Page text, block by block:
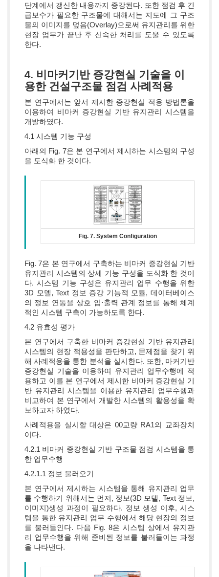
단계에서 갱신한 내용까지 증강된다. 또한 점검 후 긴
급보수가 필요한 구조물에 대해서는 지도에 그 구조
물의 이미지를 덮음(Overlay)으로써 유지관리를 위한
현장 업무가 끝난 후 신속한 처리를 도울 수 있도록
한다.
4. 비마커기반 증강현실 기술을 이
용한 건설구조물 점검 사례적용
본 연구에서는 앞서 제시한 증강현실 적용 방법론을
이용하여 비마커 증강현실 기반 유지관리 시스템을
개발하였다.
4.1 시스템 기능 구성
아래의 Fig. 7은 본 연구에서 제시하는 시스템의 구성
을 도식화 한 것이다.
Fig. 7. System Configuration
Fig. 7은 본 연구에서 구축하는 비마커 증강현실 기반
유지관리 시스템의 상세 기능 구성을 도식화 한 것이
다. 시스템 기능 구성은 유지관리 업무 수행을 위한
3D 모델, Text 정보 증강 기능적 모듈, 데이터베이스
의 정보 연동을 상호 입·출력 관계 정보를 통해 체계
적인 시스템 구축이 가능하도록 한다.
4.2 유효성 평가
본 연구에서 구축한 비마커 증강현실 기반 유지관리
시스템의 현장 적용성을 판단하고, 문제점을 찾기 위
해 사례적용을 통한 분석을 실시한다. 또한, 마커기반
증강현실 기술을 이용하여 유지관리 업무수행에 적
용하고 이를 본 연구에서 제시한 비마커 증강현실 기
반 유지관리 시스템을 이용한 유지관리 업무수행과
비교하여 본 연구에서 개발한 시스템의 활용성을 확
보하고자 하였다.
사례적용을 실시할 대상은 00교량 RA1의 교좌장치
이다.
4.2.1 비마커 증강현실 기반 구조물 점검 시스템을 통
한 업무수행
4.2.1.1 정보 불러오기
본 연구에서 제시하는 시스템을 통해 유지관리 업무
를 수행하기 위해서는 먼저, 정보(3D 모델, Text 정보,
이미지)생성 과정이 필요하다. 정보 생성 이후, 시스
템을 통한 유지관리 업무 수행에서 해당 현장의 정보
를 불러들인다. 다음 Fig. 8은 시스템 상에서 유지관
리 업무수행을 위해 준비된 정보를 불러들이는 과정
을 나타낸다.